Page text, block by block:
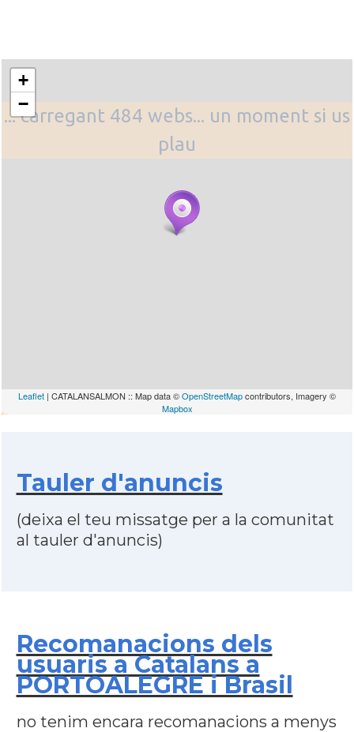
... carregant 484 webs... un moment si us
plau
+
−
Leaflet | CATALANSALMON :: Map data ©OpenStreetMapcontributors, Imagery ©
Mapbox
Tauler d'anuncis
(deixa el teu missatge per a la comunitat
al tauler d'anuncis)
Recomanacions dels
usuaris a Catalans a
PORTOALEGRE i Brasil
no tenim encara recomanacions a menys